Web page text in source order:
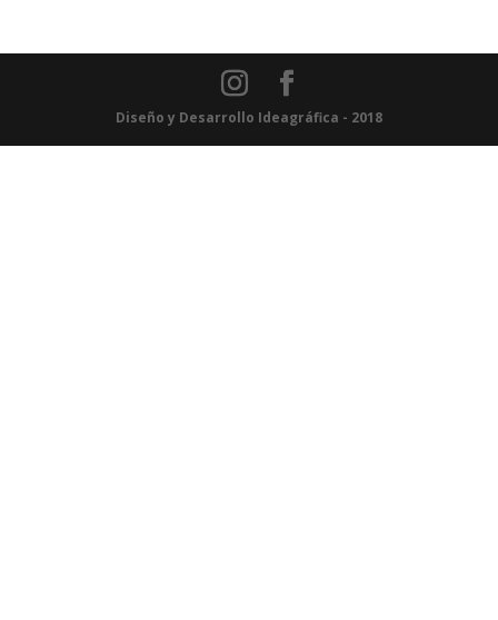
Diseño y Desarrollo Ideagráfica - 2018